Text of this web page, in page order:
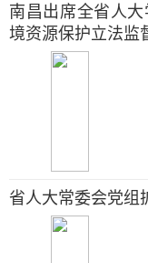
南昌出席全省人
境资源保护立法监
省人大常委会党组